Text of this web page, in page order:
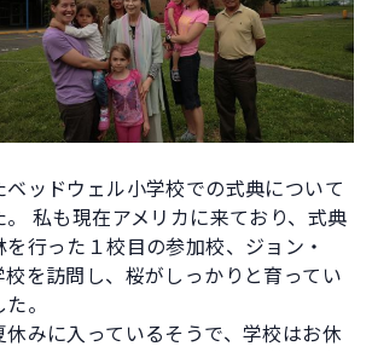
ッドウェル小学校での式典について
私も現在アメリカに来ており、式典
行った１校目の参加校、ジョン・
校を訪問し、桜がしっかりと育ってい
。
みに入っているそうで、学校はお休